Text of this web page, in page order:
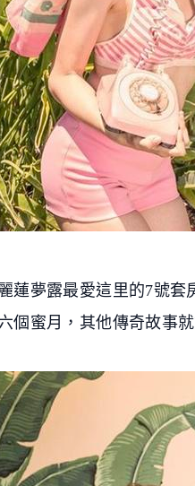
蓮夢露最愛這里的7號套
個蜜月，其他傳奇故事